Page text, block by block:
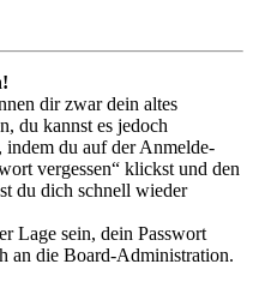
dir zwar dein altes
du kannst es jedoch
indem du auf der Anmelde-
vergessen“ klickst und den
du dich schnell wieder
Lage sein, dein Passwort
an die Board-Administration.